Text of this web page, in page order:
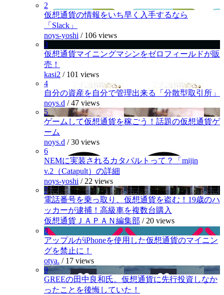
2
仮想通貨の情報をいち早く入手するなら
「Slack」
noys-yoshi / 106 views
3
仮想通貨マイニングマシンをゼロフィールドが販
売！
kasi2 / 101 views
4
自分の資産を自分で管理出来る「分散型取引所」
noys.d /47 views
5
ゲームして仮想通貨を稼ごう！話題の仮想通貨ゲ
ーム
noys.d /30 views
6
NEMに実装されるカタパルトって？「mijin
v.2（Catapult）の詳細
noys-yoshi / 22 views
7
電話番号を乗っ取り、仮想通貨を盗む！19歳のハ
ッカーが逮捕！高級車を複数台購入
仮想通貨ＪＡＰＡＮ編集部 / 20 views
8
アップルがiPhoneを使用した仮想通貨のマイニン
グを禁止に！
otya. / 17 views
9
GREEの田中良和氏。仮想通貨に先行投資しなか
ったことを後悔していた！